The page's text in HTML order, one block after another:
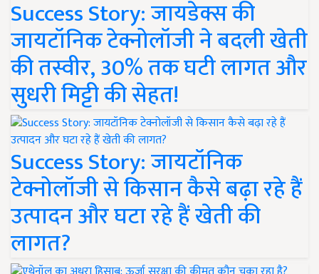
Success Story: जायडेक्स की
जायटॉनिक टेक्नोलॉजी ने बदली खेती
की तस्वीर, 30% तक घटी लागत और
सुधरी मिट्टी की सेहत!
Success Story: जायटॉनिक
टेक्नोलॉजी से किसान कैसे बढ़ा रहे हैं
उत्पादन और घटा रहे हैं खेती की
लागत?